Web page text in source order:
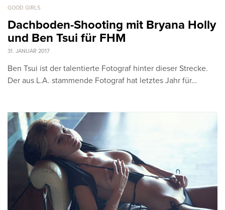
GOOD GIRLS
Dachboden-Shooting mit Bryana Holly
und Ben Tsui für FHM
31. JANUAR 2017
Ben Tsui ist der talentierte Fotograf hinter dieser Strecke.
Der aus L.A. stammende Fotograf hat letztes Jahr für…